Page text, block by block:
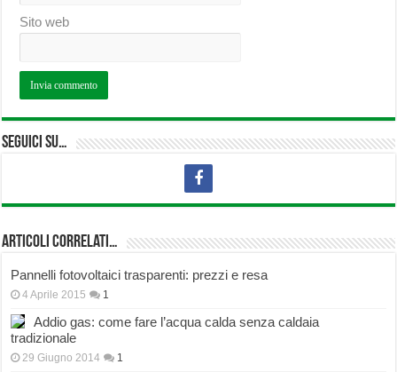
Sito web
Seguici su…
Articoli correlati…
Pannelli fotovoltaici trasparenti: prezzi e resa
4 Aprile 2015 1
Addio gas: come fare l’acqua calda senza caldaia
tradizionale
29 Giugno 2014 1